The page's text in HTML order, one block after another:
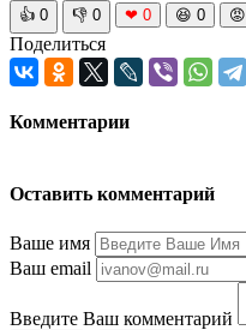
👍 0 👎 0 ❤ 0 😆 0 😡
Поделиться
Комментарии
Оставить комментарий
Ваше имя
Ваш email
Введите Ваш комментарий